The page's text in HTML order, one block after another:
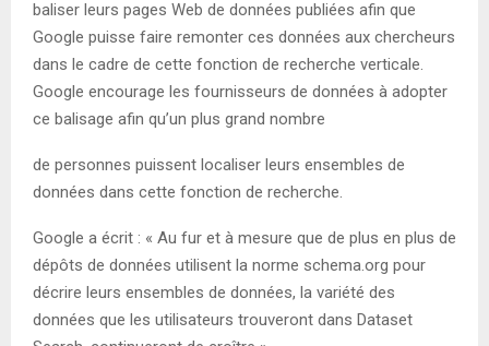
baliser leurs pages Web de données publiées afin que
Google puisse faire remonter ces données aux chercheurs
dans le cadre de cette fonction de recherche verticale.
Google encourage les fournisseurs de données à adopter
ce balisage afin qu’un plus grand nombre
de personnes puissent localiser leurs ensembles de
données dans cette fonction de recherche.
Google a écrit : « Au fur et à mesure que de plus en plus de
dépôts de données utilisent la norme schema.org pour
décrire leurs ensembles de données, la variété des
données que les utilisateurs trouveront dans Dataset